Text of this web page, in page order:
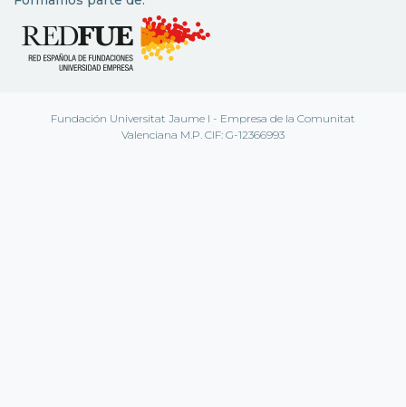
Fundación Universitat Jaume I - Empresa de la Comunitat
Valenciana M.P. CIF: G-12366993